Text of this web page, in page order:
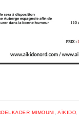
MIMOUNI AÏKIDO